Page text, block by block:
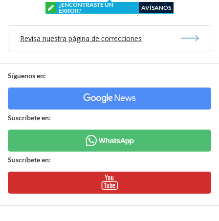
¿ENCONTRASTE UN
ERROR?
AVÍSANOS
Revisa nuestra página de correcciones
Síguenos en:
Suscríbete en:
Suscríbete en: